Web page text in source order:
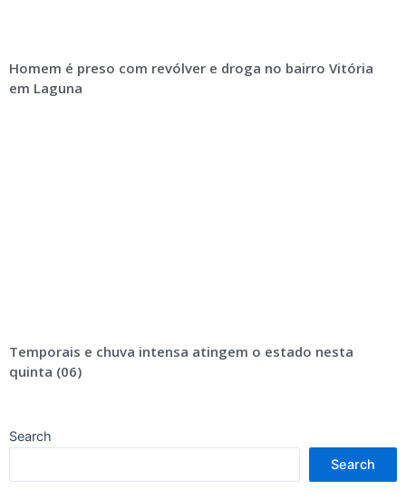
Homem é preso com revólver e droga no bairro Vitória
em Laguna
Temporais e chuva intensa atingem o estado nesta
quinta (06)
Search
Search